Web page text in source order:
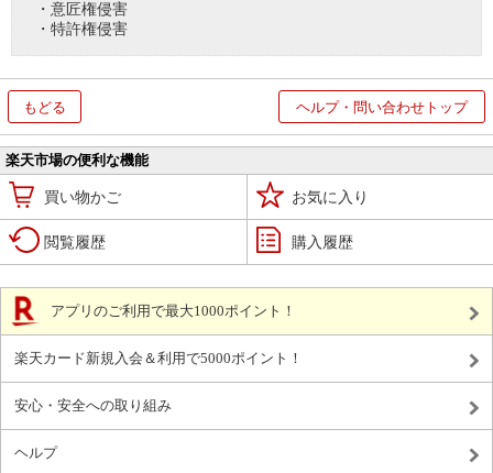
・意匠権侵害
・特許権侵害
もどる ヘルプ・問い合わせトップ
楽天市場の便利な機能
買い物かご お気に入り
閲覧履歴 購入履歴
アプリのご利用で最大1000ポイント！
楽天カード新規入会＆利用で5000ポイント！
安心・安全への取り組み
ヘルプ